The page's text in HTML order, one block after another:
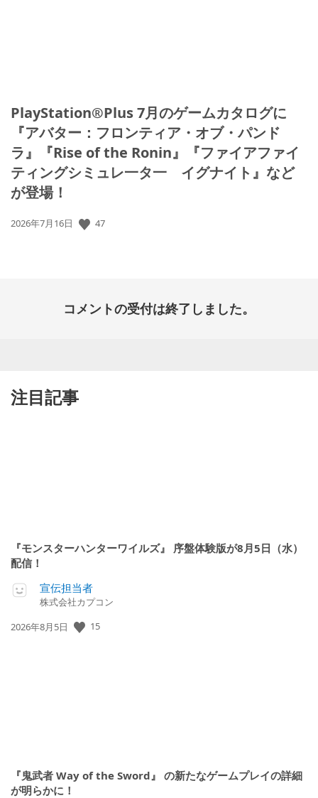
PlayStation®Plus 7月のゲームカタログに
『アバター：フロンティア・オブ・パンド
ラ』『Rise of the Ronin』『ファイアファイ
ティングシミュレ一タ一 イグナイト』など
が登場！
公
2026年7月16日 47
コメントの受付は終了しました。
注目記事
『モンスターハンターワイルズ』 序盤体験版が8月5日（水）
配信！
宣伝担当者
株式会社カプコン
公
2026年8月5日 15
『鬼武者 Way of the Sword』 の新たなゲームプレイの詳細
が明らかに！